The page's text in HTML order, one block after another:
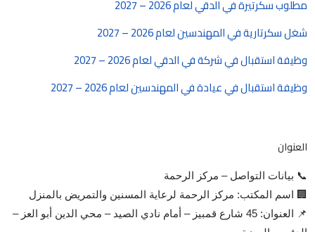
مطلوب سكرتيرة في الدقي لعام 2026 – 2027
شغل سكرتارية في المهندسين لعام 2026 – 2027
وظيفة استقبال في شركة في الدقي لعام 2026 – 2027
وظيفة استقبال في عيادة في المهندسين لعام 2026 – 2027
العنوان
📞 بيانات التواصل – مركز الرحمة
🏢 اسم المكتب: مركز الرحمة لرعاية المسنين والتمريض بالمنزل
📌 العنوان: 45 شارع قمبيز – أمام نادي الصيد – محي الدين أبو العز –